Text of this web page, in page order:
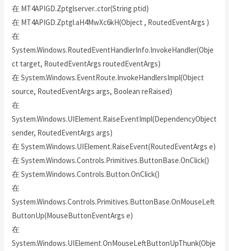
在 MT4APIGD.Zptglserver..ctor(String ptid)
在 MT4APIGD.Zptgl.aH4MwXc6kH(Object , RoutedEventArgs )
在
System.Windows.RoutedEventHandlerInfo.InvokeHandler(Obje
ct target, RoutedEventArgs routedEventArgs)
在 System.Windows.EventRoute.InvokeHandlersImpl(Object
source, RoutedEventArgs args, Boolean reRaised)
在
System.Windows.UIElement.RaiseEventImpl(DependencyObject
sender, RoutedEventArgs args)
在 System.Windows.UIElement.RaiseEvent(RoutedEventArgs e)
在 System.Windows.Controls.Primitives.ButtonBase.OnClick()
在 System.Windows.Controls.Button.OnClick()
在
System.Windows.Controls.Primitives.ButtonBase.OnMouseLeft
ButtonUp(MouseButtonEventArgs e)
在
System.Windows.UIElement.OnMouseLeftButtonUpThunk(Obje